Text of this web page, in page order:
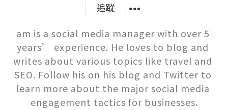
追蹤
am is a social media manager with over 5
years’ experience. He loves to blog and
writes about various topics like travel and
SEO. Follow his on his blog and Twitter to
learn more about the major social media
engagement tactics for businesses.